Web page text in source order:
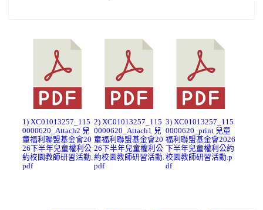
1) XC01013257_115
0000620_Attach2 兒
童福利聯盟基金會20
26下半年兒童權利公
約校園教師研習活動.
pdf
2) XC01013257_115
0000620_Attach1 兒
童福利聯盟基金會20
26下半年兒童權利公
約校園教師研習活動.
pdf
3) XC01013257_115
0000620_print 兒童
福利聯盟基金會2026
下半年兒童權利公約
校園教師研習活動.p
df